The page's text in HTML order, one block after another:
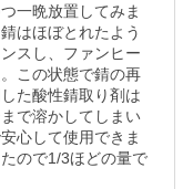
一晩放置してみま
はほぼとれたよう
スし、ファンヒー
この状態で錆の再
た酸性錆取り剤は
で溶かしてしまい
心して使用できま
ので1/3ほどの量で